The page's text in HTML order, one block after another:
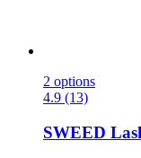
2 options
4.9 (13)
SWEED